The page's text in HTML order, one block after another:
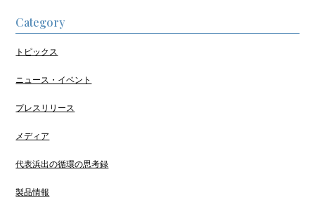
Category
トピックス
ニュース・イベント
プレスリリース
メディア
代表浜出の循環の思考録
製品情報